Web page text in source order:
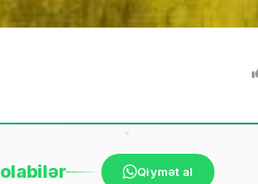
olabilər Qiymət al